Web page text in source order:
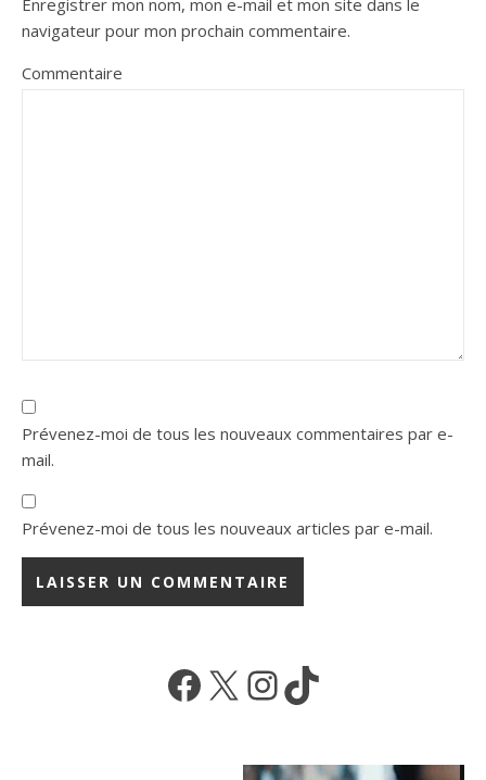
Enregistrer mon nom, mon e-mail et mon site dans le
navigateur pour mon prochain commentaire.
Commentaire
Prévenez-moi de tous les nouveaux commentaires par e-
mail.
Prévenez-moi de tous les nouveaux articles par e-mail.
Facebook
X Instagram
TikTok